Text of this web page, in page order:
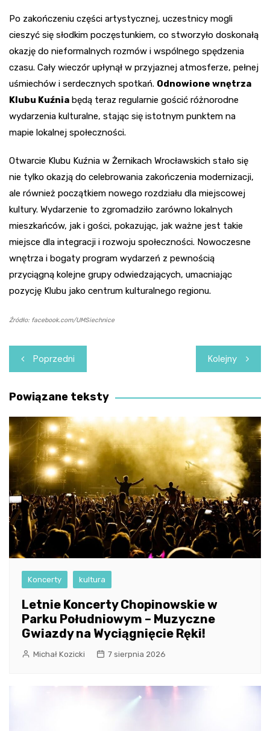
Po zakończeniu części artystycznej, uczestnicy mogli
cieszyć się słodkim poczęstunkiem, co stworzyło doskonałą
okazję do nieformalnych rozmów i wspólnego spędzenia
czasu. Cały wieczór upłynął w przyjaznej atmosferze, pełnej
uśmiechów i serdecznych spotkań. Odnowione wnętrza
Klubu Kuźnia będą teraz regularnie gościć różnorodne
wydarzenia kulturalne, stając się istotnym punktem na
mapie lokalnej społeczności.
Otwarcie Klubu Kuźnia w Żernikach Wrocławskich stało się
nie tylko okazją do celebrowania zakończenia modernizacji,
ale również początkiem nowego rozdziału dla miejscowej
kultury. Wydarzenie to zgromadziło zarówno lokalnych
mieszkańców, jak i gości, pokazując, jak ważne jest takie
miejsce dla integracji i rozwoju społeczności. Nowoczesne
wnętrza i bogaty program wydarzeń z pewnością
przyciągną kolejne grupy odwiedzających, umacniając
pozycję Klubu jako centrum kulturalnego regionu.
Źródło: facebook.com/UMSiechnice
Nawigacja
wpisu
Poprzedni Kolejny
Powiązane teksty
Koncerty kultura
Letnie Koncerty Chopinowskie w
Parku Południowym – Muzyczne
Gwiazdy na Wyciągnięcie Ręki!
Michał Kozicki 7 sierpnia 2026